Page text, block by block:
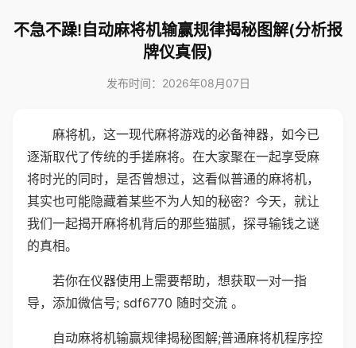
不急不躁!自动麻将机输赢规律揭秘图解(分析报
牌仪真假)
发布时间：2026年08月07日
麻将机，这一现代麻将游戏的必备神器，如今已
逐渐取代了传统的手搓麻将。在大家聚在一起享受麻
将时光的同时，是否曾想过，这看似普通的麻将机，
其实也可能隐藏着某些不为人知的秘密？今天，就让
我们一起揭开麻将机背后的那些猫腻，探寻输钱之谜
的真相。
若你在仪器使用上需要帮助，想获取一对一指
导，添加微信号; sdf6770 随时交流 。
自动麻将机输赢规律揭秘图解;普通麻将机程序控